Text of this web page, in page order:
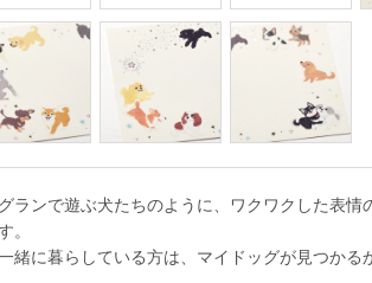
ランで遊ぶ犬たちのように、ワクワクした表情
。
緒に暮らしている方は、マイドッグが見つかる